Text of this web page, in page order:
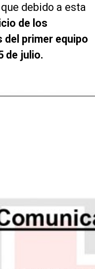
debido a esta
de los
primer equipo
de julio.